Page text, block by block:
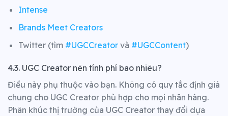
Intense
Brands Meet Creators
Twitter (tìm #UGCCreatorvà #UGCContent)
4.3. UGC Creator nên tính phí bao nhiêu?
Điều này phụ thuộc vào bạn. Không có quy tắc định giá
chung cho UGC Creator phù hợp cho mọi nhãn hàng.
Phân khúc thị trường của UGC Creator thay đổi dựa